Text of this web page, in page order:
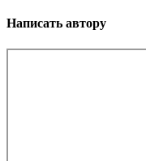
Написать автору